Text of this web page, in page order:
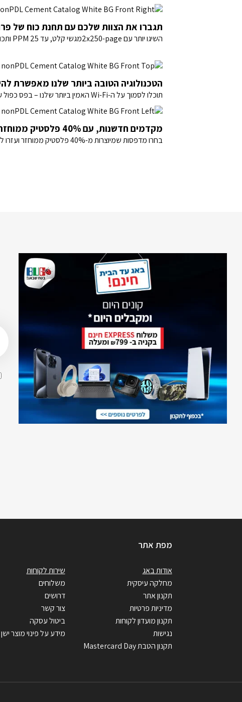
תגברו את הצוות שלכם עם תחנת כוח של
השיגו יותר עם 2x250-pageמגשי קלט, עד 25 PPM ותכונות חוסכות זמן באפליקציית ההדפסה הטובה ביותר
הטכנולוגיה הטובה ביותר שלנו מאפשרת
תוכלו לסמוך על ה-Wi-Fi האמין ביותר שלנו – בפס כפול עם יכולת תיקון עצמי – ולעבוד בבטחה עם HP Wolf Pro Security
מקדמים חדשנות, עם 40% פלסטיק ממוחזר‎
בחרו מדפסות שמיוצרות מ-40% פלסטיק ממוחזר ועזרו להגן על היערות שלנו בכל עמוד שאתם מדפיסים‎
מפת אתר
אודות באג
מחלקה עיסקית
תקנון אתר
מדיניות פרטיות
תקנון מועדון לקוחות
נגישות
תקנון הטבת Mastercard Day
שירות לקוחות
משלוחים
דרושים
צור קשר
ביטול עסקה
מידע על פינוי מוצר ישן